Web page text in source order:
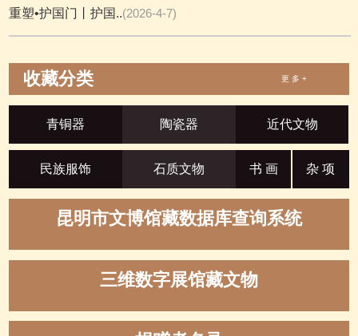
重塑•护国门丨护国..(2026-4-7)
收藏分类 更 多 +
青铜器 陶瓷器 近代文物
民族服饰 石质文物 书 画 杂 项
昆明市文博馆藏数据库查询系统
三维数字展馆藏文物